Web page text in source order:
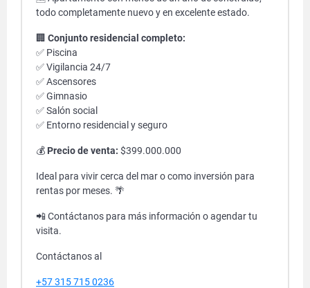
todo completamente nuevo y en excelente estado.
🏢 Conjunto residencial completo:
✅ Piscina
✅ Vigilancia 24/7
✅ Ascensores
✅ Gimnasio
✅ Salón social
✅ Entorno residencial y seguro
💰 Precio de venta: $399.000.000
Ideal para vivir cerca del mar o como inversión para
rentas por meses. 🌴
📲 Contáctanos para más información o agendar tu
visita.
Contáctanos al
+57 315 715 0236